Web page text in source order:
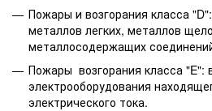
Пожары и возгорания класса
металлов легких, металлов
металлосодержащих
Пожары возгорания класса "E":
электрооборудования
электрического тока.